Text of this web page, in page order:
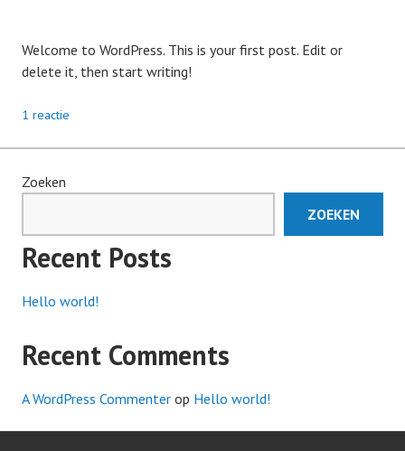
Welcome to WordPress. This is your first post. Edit or
delete it, then start writing!
1 reactie
Zoeken
ZOEKEN
Recent Posts
Hello world!
Recent Comments
A WordPress Commenter op Hello world!